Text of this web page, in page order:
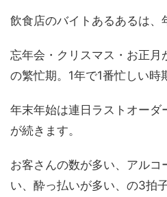
飲食店のバイトあるあるは、
忘年会・クリスマス・お正月
の繁忙期。1年で1番忙しい時
年末年始は連日ラストオーダ
が続きます。
お客さんの数が多い、アルコ
い、酔っ払いが多い、の3拍